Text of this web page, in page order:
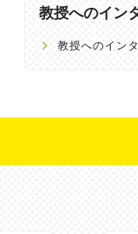
教授へのイン
教授へのイン